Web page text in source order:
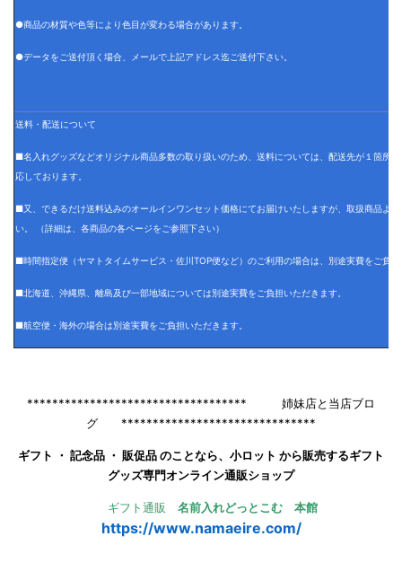
●商品の材質や色等により色目が変わる場合があります。
●データをご送付頂く場合、メールで上記アドレス迄ご送付下さい。
送料・配送について
■名入れグッズなどオリジナル商品多数の取り扱いのため、送料については、配送先が１箇所
応しております。
■又、できるだけ送料込みのオールインワンセット価格にてお届けいたしますが、取扱商品よ
い。 （詳細は、各商品の各ページをご参照下さい）
■時間指定便（ヤマトタイムサービス・佐川TOP便など）のご利用の場合は、別途実費をご負
■北海道、沖縄県、離島及び一部地域については別途実費をご負担いただきます。
■航空便・海外の場合は別途実費をご負担いただきます。
*********************************** 姉妹店と当店ブロ
グ *******************************
ギフト ・ 記念品 ・ 販促品 のことなら、小ロット から販売するギフト
グッズ専門オンライン通販ショップ
ギフト通販 名前入れどっとこむ 本館
https://www.namaeire.com/